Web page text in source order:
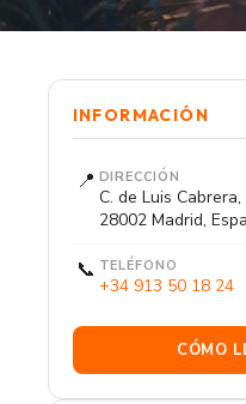
INFORMACIÓN
📍 DIRECCIÓN
C. de Luis
28002 Madrid,
📞 TELÉFONO
+34 913 50 18 24
CÓMO